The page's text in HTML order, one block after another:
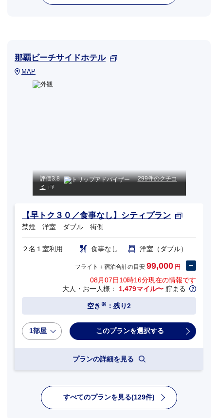
那覇ビーチサイドホテル
MAP
評価3.8
299件のクチコ
ミ
【早トク３０／食事なし】シティプラン
禁煙 洋室 ダブル 街側
２名１室利用 食事なし 洋室（ダブル）
フライト＋宿泊合計の目安 99,000 円
08月07日10時16分現在の情報です
大人・お一人様： 1,479マイル〜 貯まる
空き ※ ：残り2
1部屋
プランの詳細を見る
すべてのプランを見る(129件)